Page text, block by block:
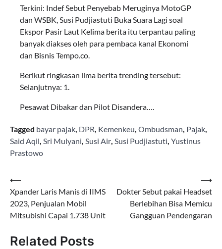
Terkini: Indef Sebut Penyebab Meruginya MotoGP
dan WSBK, Susi Pudjiastuti Buka Suara Lagi soal
Ekspor Pasir Laut Kelima berita itu terpantau paling
banyak diakses oleh para pembaca kanal Ekonomi
dan Bisnis Tempo.co.
Berikut ringkasan lima berita trending tersebut:
Selanjutnya: 1.
Pesawat Dibakar dan Pilot Disandera….
Tagged bayar pajak DPR Kemenkeu Ombudsman Pajak
Said Aqil Sri Mulyani Susi Air Susi Pudjiastuti Yustinus
Prastowo
Navigasi
pos
⟵
Xpander Laris Manis di IIMS
2023, Penjualan Mobil
Mitsubishi Capai 1.738 Unit
Dokter Sebut pakai Headset
Berlebihan Bisa Memicu
Gangguan Pendengaran
⟶
Related Posts